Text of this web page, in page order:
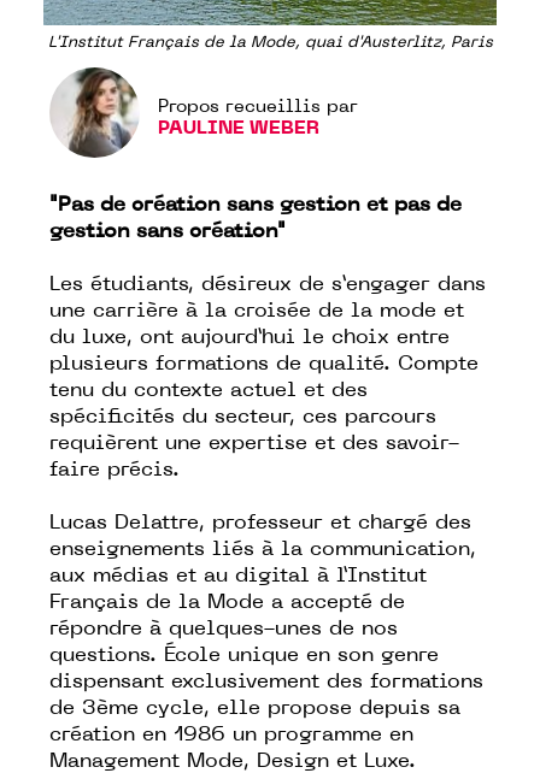
L'Institut Français de la Mode, quai d'Austerlitz, Paris
Propos recueillis par
PAULINE WEBER
"Pas de création sans gestion et pas de
gestion sans création"
Les étudiants, désireux de s’engager dans
une carrière à la croisée de la mode et
du luxe, ont aujourd’hui le choix entre
plusieurs formations de qualité. Compte
tenu du contexte actuel et des
spécificités du secteur, ces parcours
requièrent une expertise et des savoir-
faire précis.
Lucas Delattre, professeur et chargé des
enseignements liés à la communication,
aux médias et au digital à l’Institut
Français de la Mode a accepté de
répondre à quelques-unes de nos
questions. École unique en son genre
dispensant exclusivement des formations
de 3ème cycle, elle propose depuis sa
création en 1986 un programme en
Management Mode, Design et Luxe.